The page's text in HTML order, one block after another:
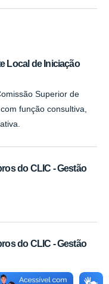
Local de Iniciação
Superior de
função consultiva,
do CLIC - Gestão
do CLIC - Gestão